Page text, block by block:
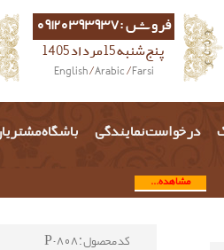
فروش :09120393937
پنج شنبه 15 مرداد 1405
English/ Arabic / Farsi
درخواست نمایندگی باشگاه
مشاهده...
کد محصول : P-808